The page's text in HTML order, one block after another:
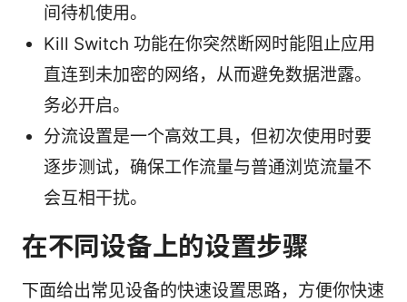
间待机使用。
Kill Switch 功能在你突然断网时能阻止应用
直连到未加密的网络，从而避免数据泄露。
务必开启。
分流设置是一个高效工具，但初次使用时要
逐步测试，确保工作流量与普通浏览流量不
会互相干扰。
在不同设备上的设置步骤
下面给出常见设备的快速设置思路，方便你快速